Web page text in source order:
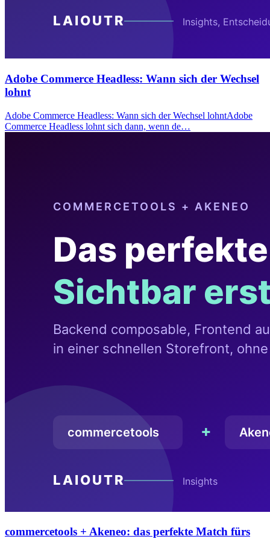
Adobe Commerce Headless: Wann sich der Wechsel
lohnt
Adobe Commerce Headless: Wann sich der Wechsel lohntAdobe
Commerce Headless lohnt sich dann, wenn de…
commercetools + Akeneo: das perfekte Match fürs